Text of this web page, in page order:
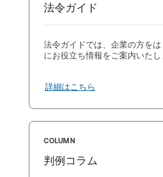
法令ガイド
法令ガイドでは、企業の方を
にお役立ち情報をご案内いたし
詳細はこちら
COLUMN
判例コラム